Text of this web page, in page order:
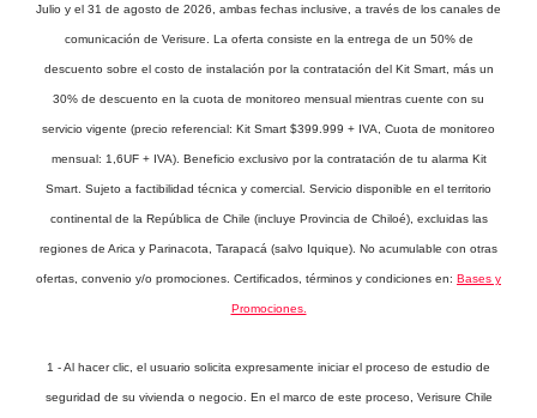
Julio y el 31 de agosto de 2026, ambas fechas inclusive, a través de los canales de
comunicación de Verisure. La oferta consiste en la entrega de un 50% de
descuento sobre el costo de instalación por la contratación del Kit Smart, más un
30% de descuento en la cuota de monitoreo mensual mientras cuente con su
servicio vigente (precio referencial: Kit Smart $399.999 + IVA, Cuota de monitoreo
mensual: 1,6UF + IVA). Beneficio exclusivo por la contratación de tu alarma Kit
Smart. Sujeto a factibilidad técnica y comercial. Servicio disponible en el territorio
continental de la República de Chile (incluye Provincia de Chiloé), excluidas las
regiones de Arica y Parinacota, Tarapacá (salvo Iquique). No acumulable con otras
ofertas, convenio y/o promociones. Certificados, términos y condiciones en: Bases y
Promociones.
1 - Al hacer clic, el usuario solicita expresamente iniciar el proceso de estudio de
seguridad de su vivienda o negocio. En el marco de este proceso, Verisure Chile